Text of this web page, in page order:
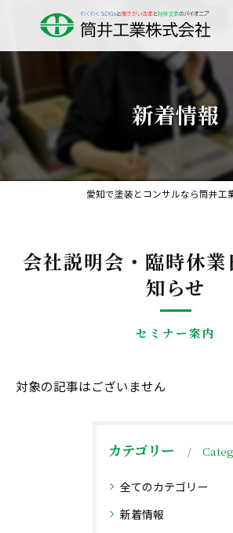
新着情報
愛知で塗装とコンサルなら筒井工
会社説明会・臨時休
知らせ
セミナー案内
対象の記事はございません
カテゴリー
全てのカテゴリー
新着情報